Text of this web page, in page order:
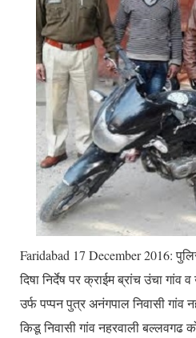
Faridabad 17 December 2016:
दिषा निर्देष पर क्राईम ब्रांच उंचा गांव
उर्फ पप्पन पुत्र अनंगपाल निवासी गांव
किडू निवासी गांव नहरवाली बल्लवगढ